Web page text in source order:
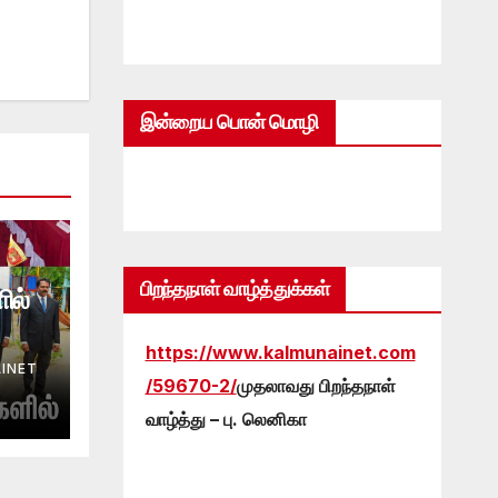
இன்றைய பொன் மொழி
பிறந்தநாள் வாழ்த்துக்கள்
https://www.kalmunainet.com
/59670-2/முதலாவது பிறந்தநாள்
வாழ்த்து – பு. லெனிகா